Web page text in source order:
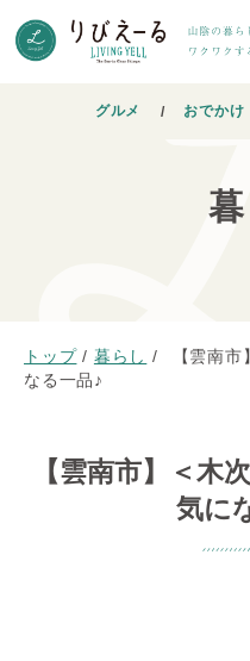
グルメ おでかけ
トップ / 暮らし /
【雲南
なる一品♪
【雲南市】＜木
気に